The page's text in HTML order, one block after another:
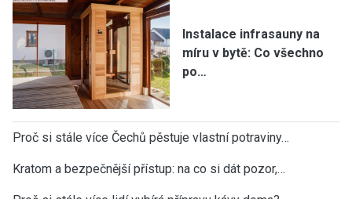
Instalace infrasauny na
míru v bytě: Co všechno
po…
Proč si stále více Čechů pěstuje vlastní potraviny…
Kratom a bezpečnější přístup: na co si dát pozor,…